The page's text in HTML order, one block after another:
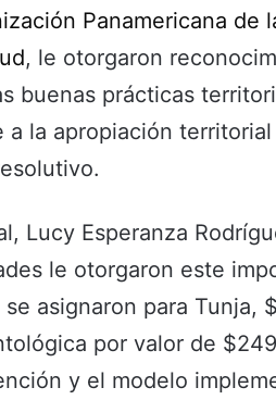
Panamericana de
, le otorgaron
buenas prácticas
a la apropiación
Lucy Esperanza
le otorgaron este
asignaron para Tunja,
por valor de
y el modelo